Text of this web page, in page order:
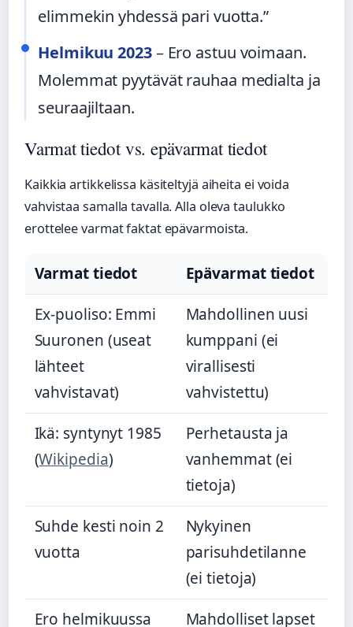
elimmekin yhdessä pari vuotta.”
Helmikuu 2023– Ero astuu voimaan.
Molemmat pyytävät rauhaa medialta ja
seuraajiltaan.
Varmat tiedot vs. epävarmat tiedot
Kaikkia artikkelissa käsiteltyjä aiheita ei voida
vahvistaa samalla tavalla. Alla oleva taulukko
erottelee varmat faktat epävarmoista.
Varmat tiedot
Epävarmat tiedot
Ex-puoliso: Emmi
Suuronen (useat
lähteet
vahvistavat)
Mahdollinen uusi
kumppani (ei
virallisesti
vahvistettu)
Ikä: syntynyt 1985
(Wikipedia)
Perhetausta ja
vanhemmat (ei
tietoja)
Suhde kesti noin 2
vuotta
Nykyinen
parisuhdetilanne
(ei tietoja)
Ero helmikuussa
Mahdolliset lapset